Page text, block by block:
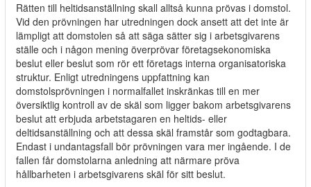
Rätten till heltidsanställning skall alltså kunna prövas i domstol.
Vid den prövningen har utredningen dock ansett att det inte är
lämpligt att domstolen så att säga sätter sig i arbetsgivarens
ställe och i någon mening överprövar företagsekonomiska
beslut eller beslut som rör ett företags interna organisatoriska
struktur. Enligt utredningens uppfattning kan
domstolsprövningen i normalfallet inskränkas till en mer
översiktlig kontroll av de skäl som ligger bakom arbetsgivarens
beslut att erbjuda arbetstagaren en heltids- eller
deltidsanställning och att dessa skäl framstår som godtagbara.
Endast i undantagsfall bör prövningen vara mer ingående. I de
fallen får domstolarna anledning att närmare pröva
hållbarheten i arbetsgivarens skäl för sitt beslut.